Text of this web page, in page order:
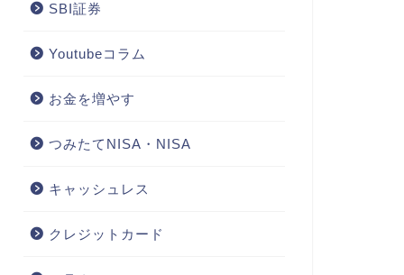
SBI証券
Youtubeコラム
お金を増やす
つみたてNISA・NISA
キャッシュレス
クレジットカード